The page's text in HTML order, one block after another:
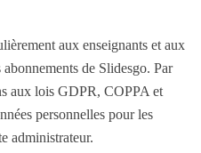
aux enseignants et aux
de Slidesgo. Par
aux lois GDPR, COPPA et
personnelles pour les
administrateur.